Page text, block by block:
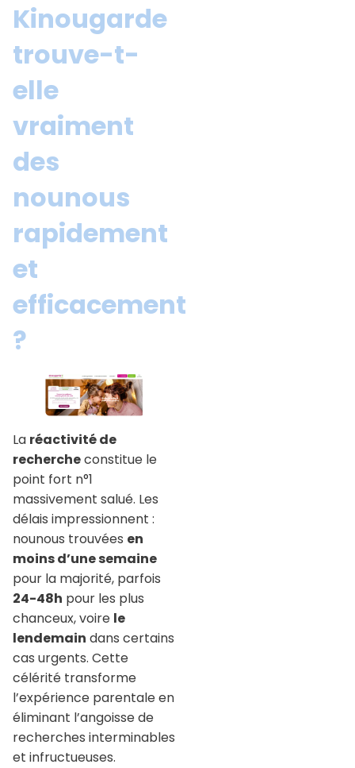
Kinougarde
trouve-t-
elle
vraiment
des
nounous
rapidement
et
efficacement
?
La réactivité de
rechercheconstitue le
point fort n°1
massivement salué. Les
délais impressionnent :
nounous trouvées en
moins d’une semaine
pour la majorité, parfois
24-48h pour les plus
chanceux, voire le
lendemain dans certains
cas urgents. Cette
célérité transforme
l’expérience parentale en
éliminant l’angoisse de
recherches interminables
et infructueuses.